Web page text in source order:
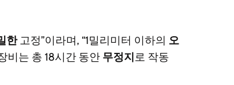
한고정”이라며, “1밀리미터 이하의 오
비는 총 18시간 동안 무정지로 작동